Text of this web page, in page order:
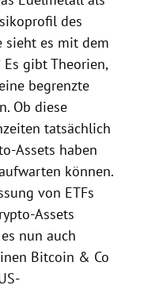
des
sieht es mit dem
Es gibt Theorien,
begrenzte
Ob diese
tatsächlich
Assets haben
können.
von ETFs
Assets
nun auch
Bitcoin & Co